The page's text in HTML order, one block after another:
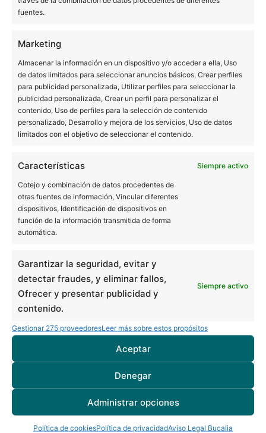
fuentes.
Marketing
Almacenar la información en un dispositivo y/o acceder a ella, Uso
de datos limitados para seleccionar anuncios básicos, Crear perfiles
para publicidad personalizada, Utilizar perfiles para seleccionar la
publicidad personalizada, Crear un perfil para personalizar el
contenido, Uso de perfiles para la selección de contenido
personalizado, Desarrollo y mejora de los servicios, Uso de datos
limitados con el objetivo de seleccionar el contenido.
Características Siempre activo
Cotejo y combinación de datos procedentes de
otras fuentes de información, Vincular diferentes
dispositivos, Identificación de dispositivos en
función de la información transmitida de forma
automática.
Garantizar la seguridad, evitar y
detectar fraudes, y eliminar fallos,
Ofrecer y presentar publicidad y
contenido.
Siempre activo
Gestionar 275 proveedoresLeer más sobre estos propósitos
Aceptar
Denegar
Administrar opciones
Política de cookiesPolítica de privacidadAviso Legal Bucalia
actualidad 400.000 pacientes en nuestras clínicas no
pueden estar equivocados.
Queremos agradeceros a todos vuestra confianza. Vamos
a seguir con la misma ilusión del primer día, con la idea
de ser cada vez mejores.
BUCALIA BARCELONA
Pl. Universitat 3, 3ª planta (edificio Forcadell)
08007 Barcelona
934 516 230
Ortopantomografía en Barcelona
Clínica dental en Barcelona
Soins dentaires en Espagne pour patients français
BUCALIA BARCELONA ARIBAU
BUCALIA BADALONA
C/ Mozart 19, bajos